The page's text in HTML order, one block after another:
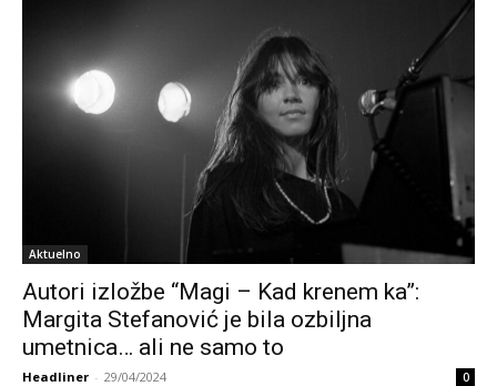
Aktuelno
Autori izložbe “Magi – Kad krenem ka”:
Margita Stefanović je bila ozbiljna
umetnica… ali ne samo to
Headliner - 29/04/2024 0